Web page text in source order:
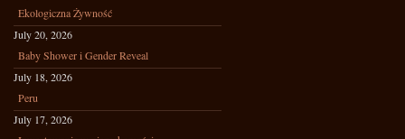
Ekologiczna Żywność
July 20, 2026
Baby Shower i Gender Reveal
July 18, 2026
Peru
July 17, 2026